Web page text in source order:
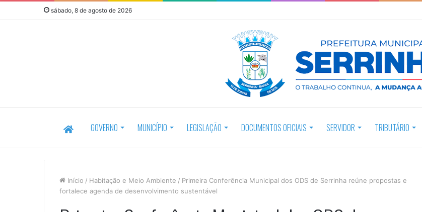
sábado, 8 de agosto de 2026
GOVERNO MUNICÍPIO LEGISLAÇÃO DOCUMENTOS OFICIAIS SERVIDOR TRIBUTÁRIO
Início / Habitação e Meio Ambiente / Primeira Conferência Municipal dos ODS de Serrinha reúne propostas e
fortalece agenda de desenvolvimento sustentável